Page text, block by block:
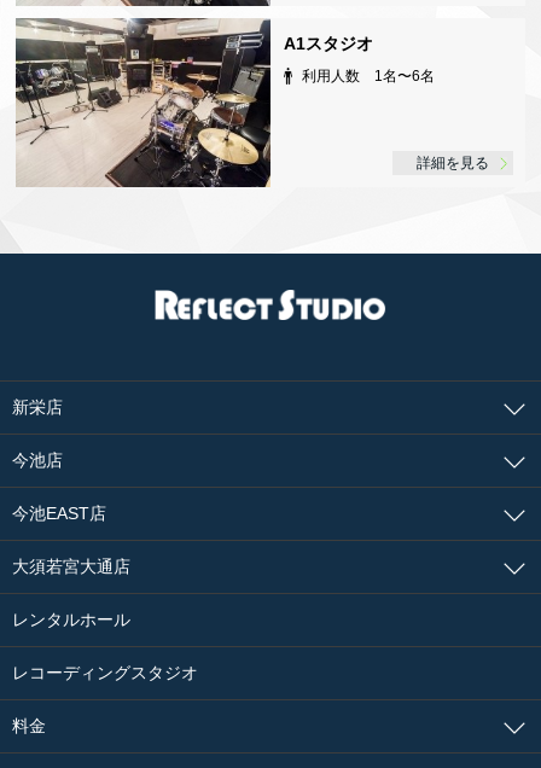
A1スタジオ
利用人数 1名〜6名
詳細を見る
新栄店
今池店
今池EAST店
大須若宮大通店
レンタルホール
レコーディングスタジオ
料金